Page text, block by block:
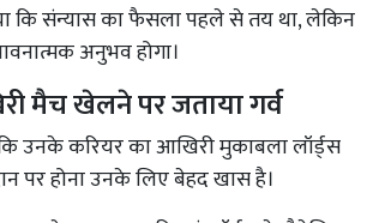
कि संन्यास का फैसला पहले से तय था, लेकिन
अनुभव होगा।
मैच खेलने पर जताया गर्व
उनके करियर का आखिरी मुकाबला लॉर्ड्स
पर होना उनके लिए बेहद खास है।